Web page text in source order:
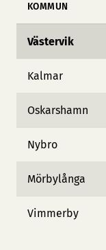
KOMMUN
Västervik
Kalmar
Oskarshamn
Nybro
Mörbylånga
Vimmerby